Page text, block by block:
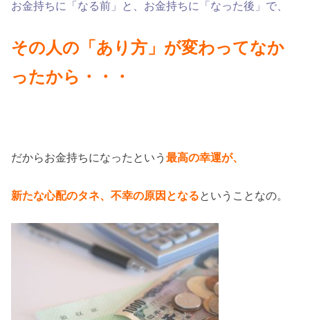
お金持ちに「なる前」と、 お金持ちに「なった後」で、
その人の「あり方」が変わってなか
ったから・・・
だからお金持ちになったという最高の幸運が、
新たな心配のタネ、不幸の原因となる ということなの。